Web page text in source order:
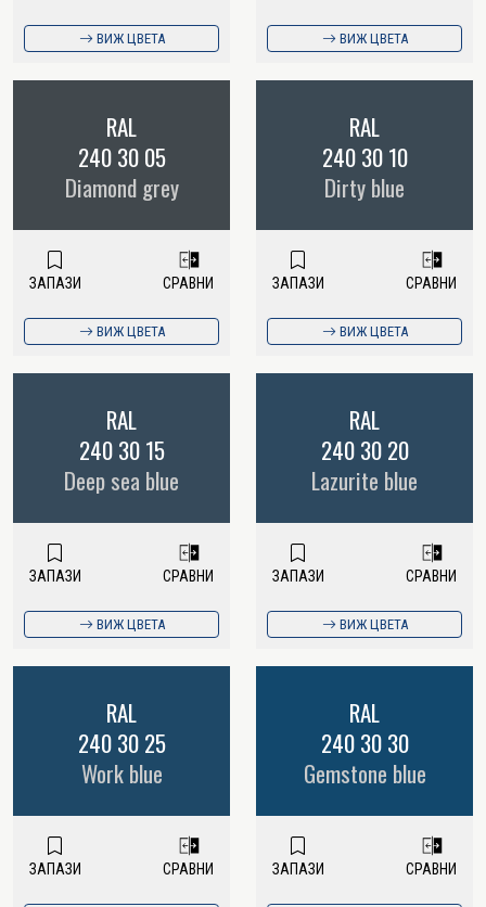
ВИЖ ЦВЕТА ВИЖ ЦВЕТА
RAL
240 30 05
Diamond grey
ЗАПАЗИ СРАВНИ
ВИЖ ЦВЕТА
RAL
240 30 10
Dirty blue
ЗАПАЗИ СРАВНИ
ВИЖ ЦВЕТА
RAL
240 30 15
Deep sea blue
ЗАПАЗИ СРАВНИ
ВИЖ ЦВЕТА
RAL
240 30 20
Lazurite blue
ЗАПАЗИ СРАВНИ
ВИЖ ЦВЕТА
RAL
240 30 25
Work blue
ЗАПАЗИ СРАВНИ
RAL
240 30 30
Gemstone blue
ЗАПАЗИ СРАВНИ